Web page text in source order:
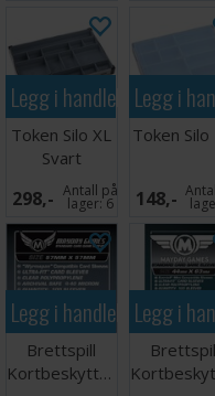
Legg i handlekurven
Token Silo XL
Svart
298,- Antall på
lager:6
Legg i
Token Silo
148,-
Legg i handlekurven
Brettspill
Kortbeskyttere
Legg i